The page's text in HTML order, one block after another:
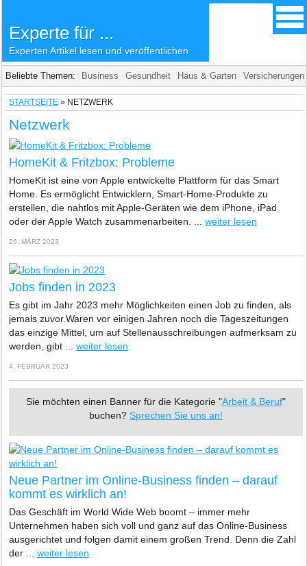
Experte für ...
Experten Artikel lesen und veröffentlichen
Beliebte Themen: Business Gesundheit Haus & Garten Versicherungen
STARTSEITE » NETZWERK
Netzwerk
HomeKit & Fritzbox: Probleme
HomeKit ist eine von Apple entwickelte Plattform für das Smart
Home. Es ermöglicht Entwicklern, Smart-Home-Produkte zu
erstellen, die nahtlos mit Apple-Geräten wie dem iPhone, iPad
oder der Apple Watch zusammenarbeiten. ...weiter lesen
26. MÄRZ 2023
Jobs finden in 2023
Es gibt im Jahr 2023 mehr Möglichkeiten einen Job zu finden, als
jemals zuvor.Waren vor einigen Jahren noch die Tageszeitungen
das einzige Mittel, um auf Stellenausschreibungen aufmerksam zu
werden, gibt ...weiter lesen
4. FEBRUAR 2023
Sie möchten einen Banner für die Kategorie "Arbeit & Beruf"
buchen? Sprechen Sie uns an!
Neue Partner im Online-Business finden – darauf
kommt es wirklich an!
Das Geschäft im World Wide Web boomt – immer mehr
Unternehmen haben sich voll und ganz auf das Online-Business
ausgerichtet und folgen damit einem großen Trend. Denn die Zahl
der ...weiter lesen